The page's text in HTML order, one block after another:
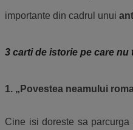
importante din cadrul unui
3 carti de istorie pe care nu
1. „Povestea neamului
Cine isi doreste sa